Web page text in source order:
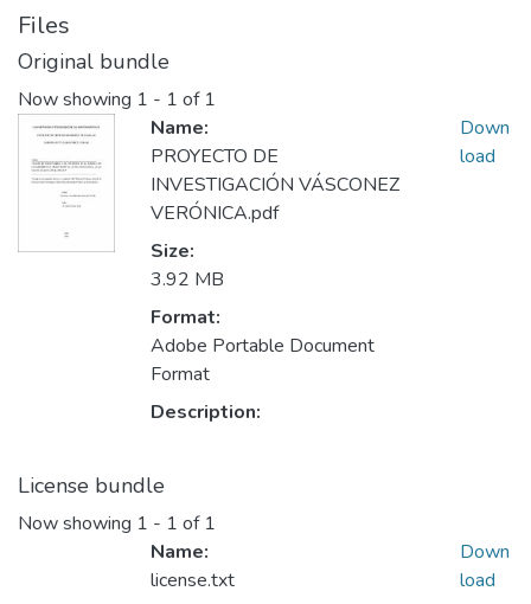
Files
Original bundle
Now showing 1 - 1 of 1
Name:
PROYECTO DE
INVESTIGACIÓN VÁSCONEZ
VERÓNICA.pdf
Size:
3.92 MB
Format:
Adobe Portable Document
Format
Description:
Down
load
License bundle
Now showing 1 - 1 of 1
Name:
license.txt
Down
load